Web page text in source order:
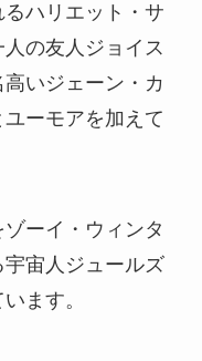
ハリエット・サ
の友人ジョイス
いジェーン・カ
ーモアを加えて
ーイ・ウィンタ
宙人ジュールズ
ます。